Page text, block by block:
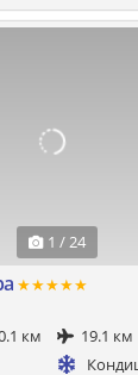
1 / 24
★★★★★
км
19.1 км